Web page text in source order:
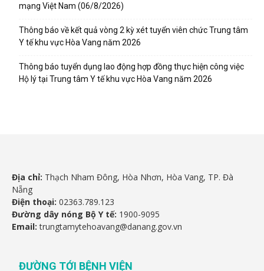
mạng Việt Nam (06/8/2026)
Thông báo về kết quả vòng 2 kỳ xét tuyển viên chức Trung tâm
Y tế khu vực Hòa Vang năm 2026
Thông báo tuyển dụng lao động hợp đồng thực hiện công việc
Hộ lý tại Trung tâm Y tế khu vực Hòa Vang năm 2026
Địa chỉ: Thạch Nham Đông, Hòa Nhơn, Hòa Vang, TP. Đà
Nẵng
Điện thoại: 02363.789.123
Đường dây nóng Bộ Y tế: 1900-9095
Email: trungtamytehoavang@danang.gov.vn
ĐƯỜNG TỚI BỆNH VIỆN